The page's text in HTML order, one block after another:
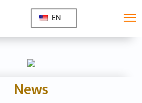
EN
News